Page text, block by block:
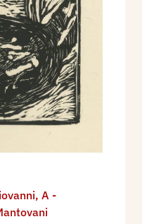
, A -